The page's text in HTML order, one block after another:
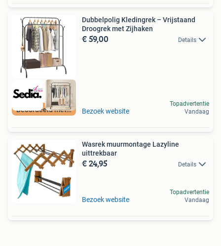
Beoordeeld met 9+
Dubbelpolig Kledingrek – Vrijstaand
Droogrek met Zijhaken
€ 59,00 Details
Bezoek website
Topadvertentie
Vandaag
Wasrek muurmontage Lazyline
uittrekbaar
€ 24,95 Details
Bezoek website
Topadvertentie
Vandaag